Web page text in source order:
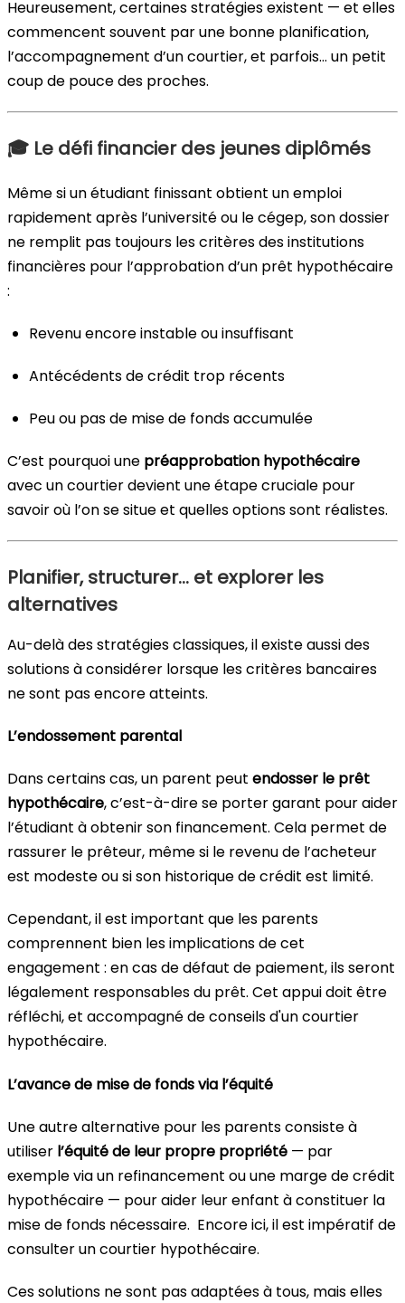
Heureusement, certaines stratégies existent — et elles
commencent souvent par une bonne planification,
l’accompagnement d’un courtier, et parfois… un petit
coup de pouce des proches.
🎓 Le défi financier des jeunes diplômés
Même si un étudiant finissant obtient un emploi
rapidement après l’université ou le cégep, son dossier
ne remplit pas toujours les critères des institutions
financières pour l’approbation d’un prêt hypothécaire
:
Revenu encore instable ou insuffisant
Antécédents de crédit trop récents
Peu ou pas de mise de fonds accumulée
C’est pourquoi une préapprobation hypothécaire
avec un courtier devient une étape cruciale pour
savoir où l’on se situe et quelles options sont réalistes.
Planifier, structurer… et explorer les
alternatives
Au-delà des stratégies classiques, il existe aussi des
solutions à considérer lorsque les critères bancaires
ne sont pas encore atteints.
L’endossement parental
Dans certains cas, un parent peut endosser le prêt
hypothécaire, c’est-à-dire se porter garant pour aider
l’étudiant à obtenir son financement. Cela permet de
rassurer le prêteur, même si le revenu de l’acheteur
est modeste ou si son historique de crédit est limité.
Cependant, il est important que les parents
comprennent bien les implications de cet
engagement : en cas de défaut de paiement, ils seront
légalement responsables du prêt. Cet appui doit être
réfléchi, et accompagné de conseils d'un courtier
hypothécaire.
L’avance de mise de fonds via l’équité
Une autre alternative pour les parents consiste à
utiliser l’équité de leur propre propriété — par
exemple via un refinancement ou une marge de crédit
hypothécaire — pour aider leur enfant à constituer la
mise de fonds nécessaire. Encore ici, il est impératif de
consulter un courtier hypothécaire.
Ces solutions ne sont pas adaptées à tous, mais elles